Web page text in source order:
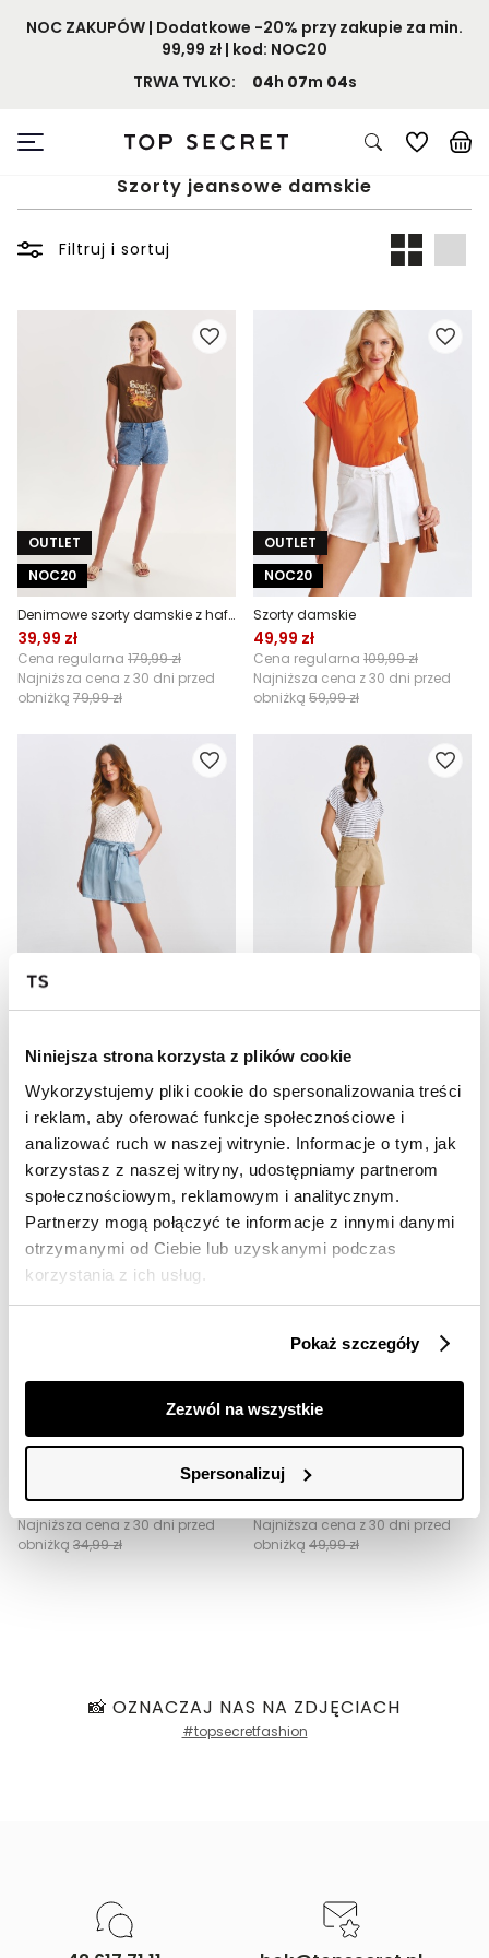
Niniejsza strona korzysta z plików cookie
Wykorzystujemy pliki cookie do spersonalizowania treści
i reklam, aby oferować funkcje społecznościowe i
analizować ruch w naszej witrynie. Informacje o tym, jak
korzystasz z naszej witryny, udostępniamy partnerom
społecznościowym, reklamowym i analitycznym.
Partnerzy mogą połączyć te informacje z innymi danymi
otrzymanymi od Ciebie lub uzyskanymi podczas
korzystania z ich usług.
Pokaż szczegóły
Zezwól na wszystkie
Spersonalizuj
NOC ZAKUPÓW | Dodatkowe -20% przy zakupie za min.
99,99 zł | kod: NOC20
TRWA TYLKO:
04h 07m 03s
Szorty jeansowe damskie
Filtruj i sortuj
OUTLET
NOC20
Denimowe szorty damskie z haftem
39,99 zł
Cena regularna 179,99 zł
Najniższa cena z 30 dni przed
obniżką 79,99 zł
OUTLET
NOC20
Szorty damskie
49,99 zł
Cena regularna 109,99 zł
Najniższa cena z 30 dni przed
obniżką 59,99 zł
39,99 zł
Cena regularna
89,99 zł
Najniższa cena z 30 dni przed
obniżką49,99 zł
39,99 zł
Cena regularna
89,99 zł
Najniższa cena z 30 dni przed
obniżką49,99 zł
Cena regularna129,99 zł
Najniższa cena z 30 dni przed
obniżką 34,99 zł
NOC20
39,99 zł
Cena regularna109,99 zł
Najniższa cena z 30 dni przed
obniżką 49,99 zł
📸 OZNACZAJ NAS NA ZDJĘCIACH
#topsecretfashion